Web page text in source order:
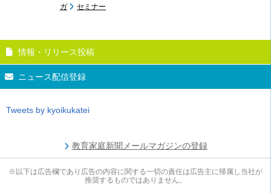
ガ
セミナー
情報・リリース投稿
ニュース配信登録
Tweets by kyoikukatei
教育家庭新聞メールマガジンの登録
※以下は広告欄であり広告の内容に関する一切の責任は広告主に帰属し当社が
推奨するものではありません。